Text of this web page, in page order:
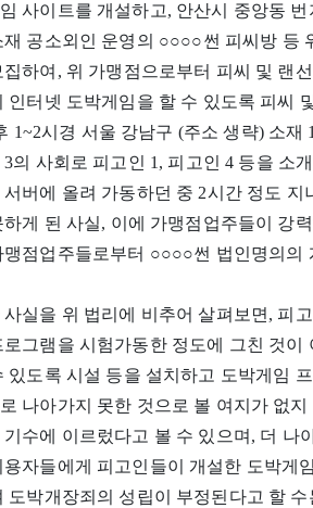
사이트를 개설하고, 안산시 중앙동
재 공소외인 운영의 ○○○○썬 피씨방 등
집하여, 위 가맹점으로부터 피씨 및 랜
인터넷 도박게임을 할 수 있도록 피씨
1~2시경 서울 강남구 (주소 생략) 소
3의 사회로 피고인 1, 피고인 4 등을 소
서버에 올려 가동하던 중 2시간 정도
하게 된 사실, 이에 가맹점업주들이 강
맹점업주들로부터 ○○○○썬 법인명의의
사실을 위 법리에 비추어 살펴보면, 피
로그램을 시험가동한 정도에 그친 것
있도록 시설 등을 설치하고 도박게임
나아가지 못한 것으로 볼 여지가 없
기수에 이르렀다고 볼 수 있으며, 더 나
용자들에게 피고인들이 개설한 도박게
도박개장죄의 성립이 부정된다고 할 수